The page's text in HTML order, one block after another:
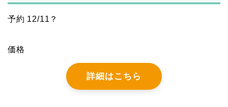
予約 12/11？
価格
詳細はこちら